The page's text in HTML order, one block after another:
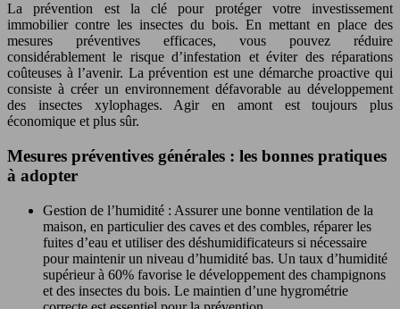
La prévention est la clé pour protéger votre investissement
immobilier contre les insectes du bois. En mettant en place des
mesures préventives efficaces, vous pouvez réduire
considérablement le risque d’infestation et éviter des réparations
coûteuses à l’avenir. La prévention est une démarche proactive qui
consiste à créer un environnement défavorable au développement
des insectes xylophages. Agir en amont est toujours plus
économique et plus sûr.
Mesures préventives générales : les bonnes pratiques
à adopter
Gestion de l’humidité : Assurer une bonne ventilation de la
maison, en particulier des caves et des combles, réparer les
fuites d’eau et utiliser des déshumidificateurs si nécessaire
pour maintenir un niveau d’humidité bas. Un taux d’humidité
supérieur à 60% favorise le développement des champignons
et des insectes du bois. Le maintien d’une hygrométrie